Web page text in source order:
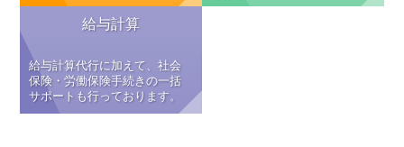
給与計算
給与計算代行に加えて、社会
保険・労働保険手続きの一括
サポートも行っております。